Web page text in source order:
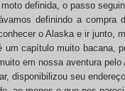
definida, o passo
definindo a
o Alaska e ir junto,
um capítulo muito bacana,
em nossa aventura pelo
disponibilizou seu